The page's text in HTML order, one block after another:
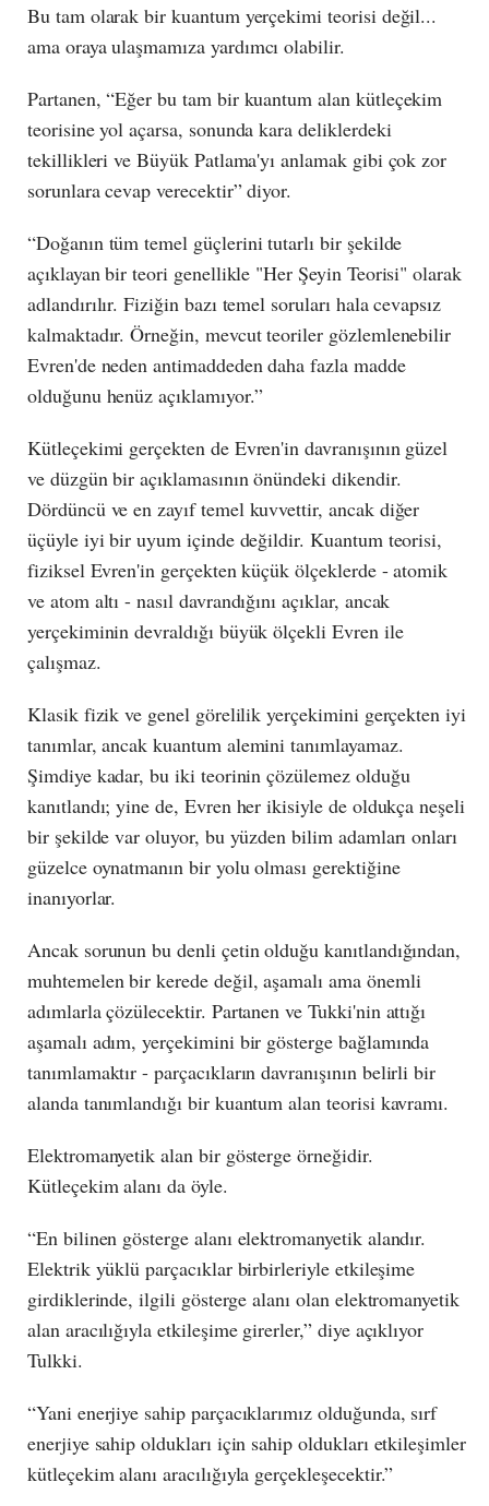
Bu tam olarak bir kuantum yerçekimi teorisi değil...
ama oraya ulaşmamıza yardımcı olabilir.
Partanen, “Eğer bu tam bir kuantum alan kütleçekim
teorisine yol açarsa, sonunda kara deliklerdeki
tekillikleri ve Büyük Patlama'yı anlamak gibi çok zor
sorunlara cevap verecektir” diyor.
“Doğanın tüm temel güçlerini tutarlı bir şekilde
açıklayan bir teori genellikle "Her Şeyin Teorisi" olarak
adlandırılır. Fiziğin bazı temel soruları hala cevapsız
kalmaktadır. Örneğin, mevcut teoriler gözlemlenebilir
Evren'de neden antimaddeden daha fazla madde
olduğunu henüz açıklamıyor.”
Kütleçekimi gerçekten de Evren'in davranışının güzel
ve düzgün bir açıklamasının önündeki dikendir.
Dördüncü ve en zayıf temel kuvvettir, ancak diğer
üçüyle iyi bir uyum içinde değildir. Kuantum teorisi,
fiziksel Evren'in gerçekten küçük ölçeklerde - atomik
ve atom altı - nasıl davrandığını açıklar, ancak
yerçekiminin devraldığı büyük ölçekli Evren ile
çalışmaz.
Klasik fizik ve genel görelilik yerçekimini gerçekten iyi
tanımlar, ancak kuantum alemini tanımlayamaz.
Şimdiye kadar, bu iki teorinin çözülemez olduğu
kanıtlandı; yine de, Evren her ikisiyle de oldukça neşeli
bir şekilde var oluyor, bu yüzden bilim adamları onları
güzelce oynatmanın bir yolu olması gerektiğine
inanıyorlar.
Ancak sorunun bu denli çetin olduğu kanıtlandığından,
muhtemelen bir kerede değil, aşamalı ama önemli
adımlarla çözülecektir. Partanen ve Tukki'nin attığı
aşamalı adım, yerçekimini bir gösterge bağlamında
tanımlamaktır - parçacıkların davranışının belirli bir
alanda tanımlandığı bir kuantum alan teorisi kavramı.
Elektromanyetik alan bir gösterge örneğidir.
Kütleçekim alanı da öyle.
“En bilinen gösterge alanı elektromanyetik alandır.
Elektrik yüklü parçacıklar birbirleriyle etkileşime
girdiklerinde, ilgili gösterge alanı olan elektromanyetik
alan aracılığıyla etkileşime girerler,” diye açıklıyor
Tulkki.
“Yani enerjiye sahip parçacıklarımız olduğunda, sırf
enerjiye sahip oldukları için sahip oldukları etkileşimler
kütleçekim alanı aracılığıyla gerçekleşecektir.”